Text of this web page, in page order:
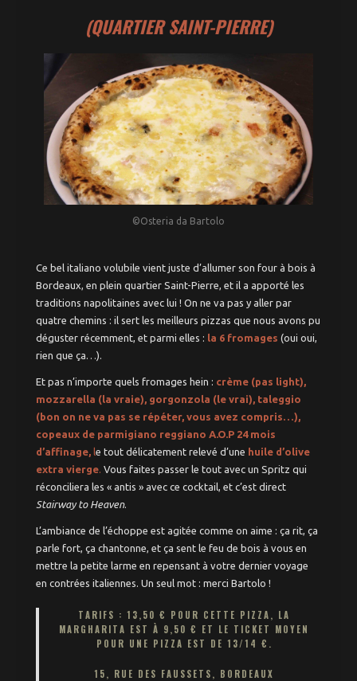
(QUARTIER SAINT-PIERRE)
©Osteria da Bartolo
Ce bel italiano volubile vient juste d’allumer son four à bois à
Bordeaux, en plein quartier Saint-Pierre, et il a apporté les
traditions napolitaines avec lui ! On ne va pas y aller par
quatre chemins : il sert les meilleurs pizzas que nous avons pu
déguster récemment, et parmi elles : la 6 fromages (oui oui,
rien que ça…).
Et pas n’importe quels fromages hein : crème (pas light),
mozzarella (la vraie), gorgonzola (le vrai), taleggio
(bon on ne va pas se répéter, vous avez compris…),
copeaux de parmigiano reggiano A.O.P 24 mois
d’affinage, le tout délicatement relevé d’une huile d’olive
extra vierge Vous faites passer le tout avec un Spritz qui
réconciliera les « antis » avec ce cocktail, et c’est direct
Stairway to Heaven.
L’ambiance de l’échoppe est agitée comme on aime : ça rit, ça
parle fort, ça chantonne, et ça sent le feu de bois à vous en
mettre la petite larme en repensant à votre dernier voyage
en contrées italiennes. Un seul mot : merci Bartolo !
TARIFS : 13,50 € POUR CETTE PIZZA, LA
MARGHARITA EST À 9,50 € ET LE TICKET MOYEN
POUR UNE PIZZA EST DE 13/14 €.
15, RUE DES FAUSSETS, BORDEAUX